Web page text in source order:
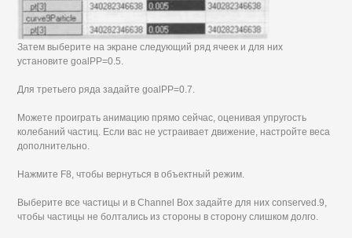
Затем выберите на экране следующий ряд ячеек и для них
установите goalPP=0.5.
Для третьего ряда задайте goalPP=0.7.
Можете проиграть анимацию прямо сейчас, оценивая упругость
колебаний частиц. Если вас не устраивает движение, настройте веса
дополнительно.
Нажмите F8, чтобы вернуться в объектный режим.
Выберите все частицы и в Channel Box задайте для них conserved.9,
чтобы частицы не болтались из стороны в сторону слишком долго.